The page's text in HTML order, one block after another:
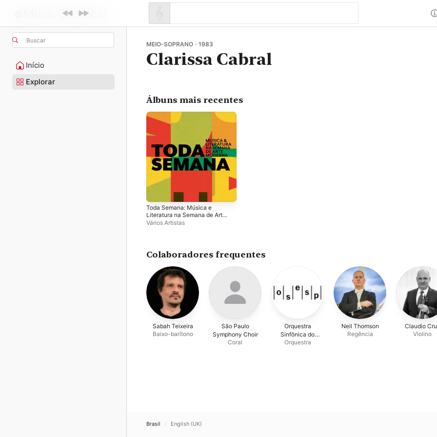
Buscar
Início
Explorar
MEIO-SOPRANO · 1983
Clarissa Cabral
Álbuns mais recentes
Toda Semana: Música e
Literatura na Semana de Arte
Moderna
Vários Artistas
Colaboradores frequentes
Sabah Teixeira
Baixo-barítono
São Paulo
Symphony Choir
Coral
Orquestra
Sinfônica do
Estado de São
Orquestra
Neil Thomson
Regência
Claudio
Violino
Brasil English (UK)